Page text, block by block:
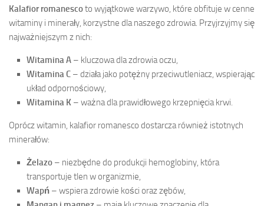
Kalafior romanescoto wyjątkowe warzywo, które obfituje w cenne
witaminy i minerały, korzystne dla naszego zdrowia. Przyjrzyjmy się
najważniejszym z nich:
Witamina A – kluczowa dla zdrowia oczu,
Witamina C – działa jako potężny przeciwutleniacz, wspierając
układ odpornościowy,
Witamina K – ważna dla prawidłowego krzepnięcia krwi.
Oprócz witamin, kalafior romanesco dostarcza również istotnych
minerałów:
Żelazo – niezbędne do produkcji hemoglobiny, która
transportuje tlen w organizmie,
Wapń – wspiera zdrowie kości oraz zębów,